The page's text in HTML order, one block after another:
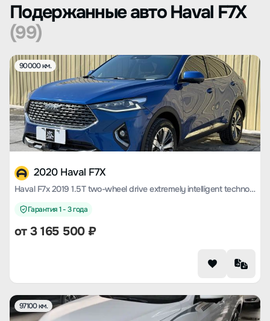
Подержанные авто Haval F7X
(99)
90000 км.
2020 Haval F7X
Haval F7x 2019 1.5T two-wheel drive extremely intelligent technology version
Гарантия 1 - 3 года
от3 165 500₽
97100 км.